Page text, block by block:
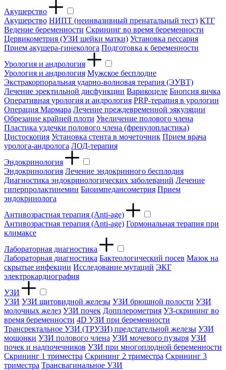
Акушерство
Акушерство НИПТ (неинвазивный пренатальный тест) КТГ
Ведение беременности Скрининг во время беременности
Цервикометрия (УЗИ шейки матки) Установка пессария
Прием акушера-гинеколога Подготовка к беременности
Урология и андрология
Урология и андрология Мужское бесплодие
Экстракорпоральная ударно-волновая терапия (ЭУВТ)
Лечение эректильной дисфункции Варикоцеле Биопсия яичка
Оперативная урология и андрология PRP-терапия в урологии
Операция Мармара Лечение преждевременной эякуляции
Обрезание крайней плоти Увеличение полового члена
Пластика уздечки полового члена (френулопластика)
Цистоскопия Установка стента в мочеточник Прием врача
уролога-андролога ЛОД-терапия
Эндокринология
Эндокринология Лечение эндокринного бесплодия
Диагностика эндокринологических заболеваний Лечение
гиперпролактинемии Биоимпедансометрия Прием
эндокринолога
Антивозрастная терапия (Anti-age)
Антивозрастная терапия (Anti-age) Гормональная терапия при
климаксе
Лабораторная диагностика
Лабораторная диагностика Бактеологический посев Мазок на
скрытые инфекции Исследование мутаций ЭКГ
электрокардиография
УЗИ
УЗИ УЗИ щитовидной железы УЗИ брюшной полости УЗИ
молочных желез УЗИ почек Допплерометрия УЗ-скрининг во
время беременности 4D УЗИ при беременности
Трансректальное УЗИ (ТРУЗИ) предстательной железы УЗИ
мошонки УЗИ полового члена УЗИ мочевого пузыря УЗИ
почек и надпочечников УЗИ при многоплодной беременности
Скрининг 1 триместра Скрининг 2 триместра Скрининг 3
триместра Трансвагинальное УЗИ